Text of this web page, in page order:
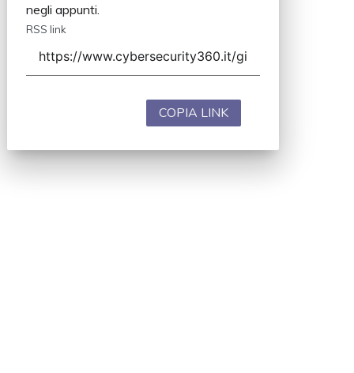
negli appunti.
RSS link
COPIA LINK